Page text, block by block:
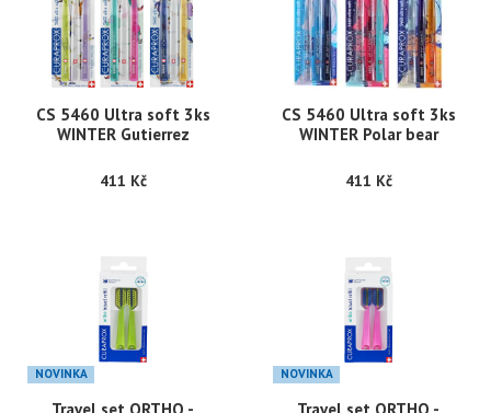
CS 5460 Ultra soft 3ks
WINTER Gutierrez
411 Kč
CS 5460 Ultra soft 3ks
WINTER Polar bear
411 Kč
NOVINKA NOVINKA